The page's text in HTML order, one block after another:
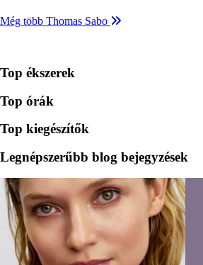
Még több Thomas Sabo
Top ékszerek
Top órák
Top kiegészítők
Legnépszerűbb blog bejegyzések